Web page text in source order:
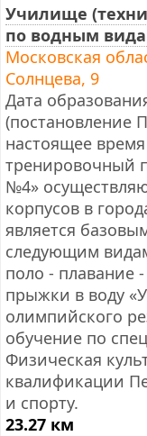
Училище
по водным
Московская
Солнцева, 9
Дата
(постановление
настоящее
тренировочный
№4»
корпусов в
является
следующим
поло - плавание
прыжки в воду
олимпийского
обучение по
Физическая
квалификации
и спорту.
23.27 км